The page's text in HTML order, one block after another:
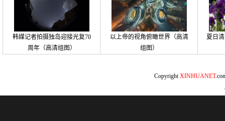
韩媒记者拍摄独岛迎接光复70
周年（高清组图）
以上帝的视角俯瞰世界（高清
组图）
夏日
CopyrightXINHUANET